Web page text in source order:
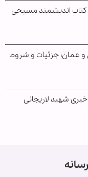
کتاب اندیشمند مسیحی
و عمان؛ جزئیات و شروط
شهید لاریجانی